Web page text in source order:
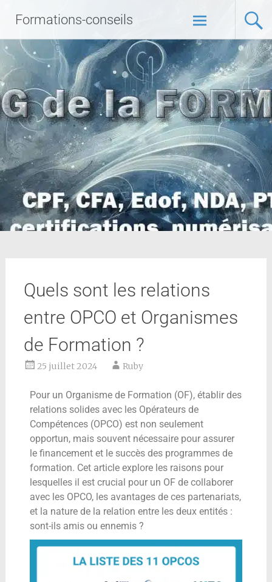
Formations-conseils
Quels sont les relations
entre OPCO et Organismes
de Formation ?
25 juillet 2024 Ruby
Pour un Organisme de Formation (OF), établir des
relations solides avec les Opérateurs de
Compétences (OPCO) est non seulement
opportun, mais souvent nécessaire pour assurer
le financement et le succès des programmes de
formation. Cet article explore les raisons pour
lesquelles il est crucial pour un OF de collaborer
avec les OPCO, les avantages de ces partenariats,
et la nature de la relation entre les deux entités :
sont-ils amis ou ennemis ?